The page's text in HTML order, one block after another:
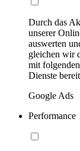
Durch das
unserer
auswerten
gleichen wir
mit
Dienste
Google Ads
Performance